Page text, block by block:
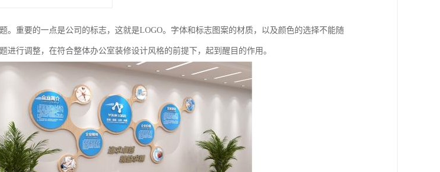
。重要的一点是公司的标志，这就是LOGO。字体和标志图案的材质，以及颜色的选择不能随
进行调整，在符合整体办公室装修设计风格的前提下，起到醒目的作用。